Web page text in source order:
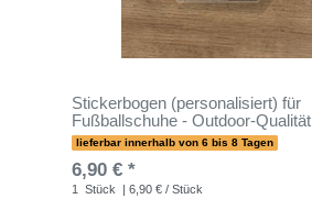
Stickerbogen (personalisiert) für
Fußballschuhe - Outdoor-Qualität
lieferbar innerhalb von 6 bis 8 Tagen
6,90 € *
1 Stück
| 6,90 € / Stück